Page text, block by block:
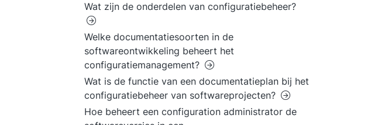
Wat zijn de onderdelen van configuratiebeheer?
Welke documentatiesoorten in de
softwareontwikkeling beheert het
configuratiemanagement?
Wat is de functie van een documentatieplan bij het
configuratiebeheer van softwareprojecten?
Hoe beheert een configuration administrator de